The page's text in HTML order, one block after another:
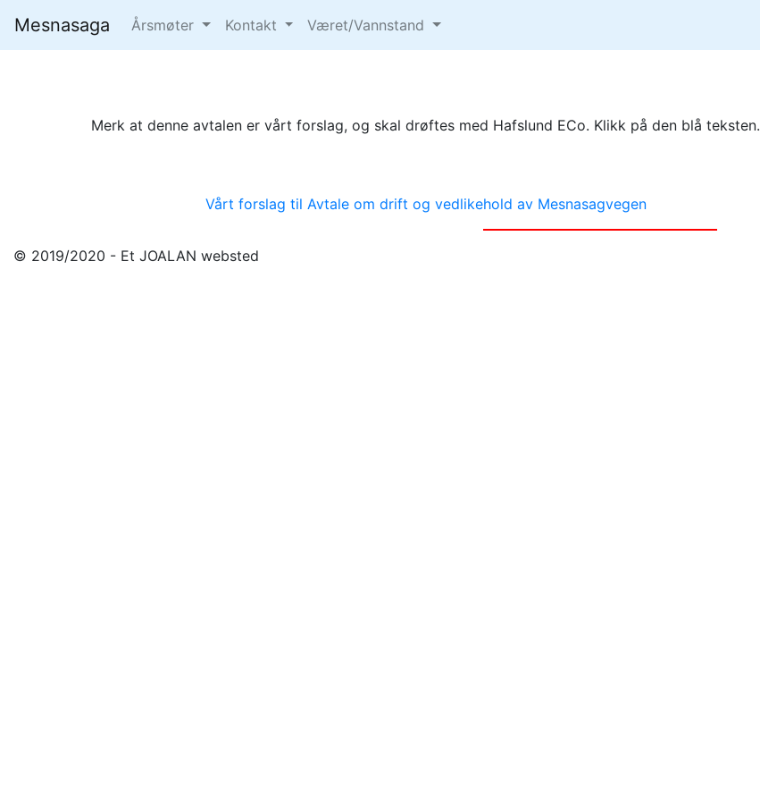
Mesnasaga Årsmøter Kontakt Været/Vannstand
Forslag
Merk at denne avtalen er vårt forslag, og skal drøftes med Hafslund ECo. Klikk på den blå teksten.
Vårt forslag til Avtale om drift og vedlikehold av Mesnasagvegen
© 2019/2020 - Et JOALAN websted